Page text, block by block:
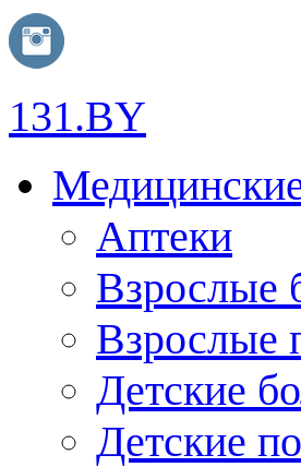
131.BY
Аптеки
Взрослые
Взрослые
Детские
Детские